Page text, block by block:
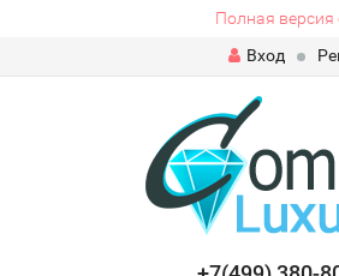
Полная версия
Вход